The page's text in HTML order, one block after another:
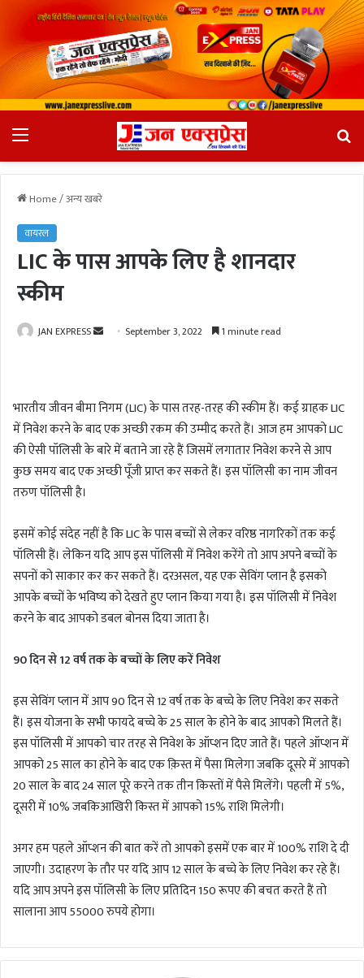
Home/अन्य खबरे
वायरल
LIC के पास आपके लिए है शानदार
स्कीम
JAN EXPRESS
a
n
e
m
l
September 3, 2022 1 minute read
भारतीय जीवन बीमा निगम (LIC) के पास तरह-तरह की स्कीम हैं। कई ग्राहक LIC
में निवेश करने के बाद एक अच्छी रकम की उम्मीद करते हैं। आज हम आपको LIC
की ऐसी पॉलिसी के बारे में बताने जा रहे हैं जिसमें लगातार निवेश करने से आप
कुछ समय बाद एक अच्छी पूँजी प्राप्त कर सकते हैं। इस पॉलिसी का नाम जीवन
तरुण पॉलिसी है।
इसमें कोई संदेह नहीं है कि LIC के पास बच्चों से लेकर वरिष्ठ नागरिकों तक कई
पॉलिसी हैं। लेकिन यदि आप इस पॉलिसी में निवेश करेंगे तो आप अपने बच्चों के
सपनों को साकार कर कर सकते हैं। दरअसल, यह एक सेविंग प्लान है इसको
आपके बच्चों के भविष्य को देखते हुए प्लान किया गया है। इस पॉलिसी में निवेश
करने के बाद आपको डबल बोनस दिया जाता है।
90 दिन से 12 वर्ष तक के बच्चों के लिए करें निवेश
इस सेविंग प्लान में आप 90 दिन से 12 वर्ष तक के बच्चे के लिए निवेश कर सकते
हैं। इस योजना के सभी फायदे बच्चे के 25 साल के होने के बाद आपको मिलते हैं।
इस पॉलिसी में आपको चार तरह से निवेश के ऑप्शन दिए जाते हैं। पहले ऑप्शन में
आपको 25 साल का होने के बाद एक क़िस्त में पैसा मिलेगा जबकि दूसरे में आपको
20 साल के बाद 24 साल पूरे करने तक तीन किस्तों में पैसे मिलेंगे। पहली में 5%,
दूसरी में 10% जबकिआखिरी किस्त में आपको 15% राशि मिलेगी।
अगर हम पहले ऑप्शन की बात करें तो आपको इसमें एक बार में 100% राशि दे दी
जाएगी। उदाहरण के तौर पर यदि आप 12 साल के बच्चे के लिए निवेश कर रहे हैं।
यदि आप अपने इस पॉलिसी के लिए प्रतिदिन 150 रूपए की बचत करते हैं तो
सालाना आप 55000 रुपये होगा।